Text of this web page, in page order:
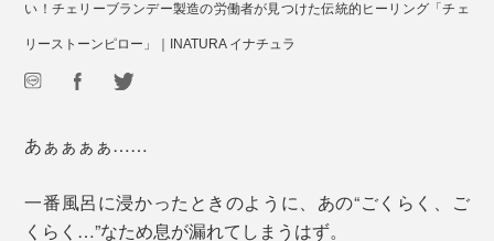
い！チェリーブランデー製造の労働者が見つけた伝統的ヒーリング「チェ
リーストーンピロー」｜INATURA イナチュラ
あぁぁぁぁ……
一番風呂に浸かったときのように、あの“ごくらく、ご
くらく…”なため息が漏れてしまうはず。